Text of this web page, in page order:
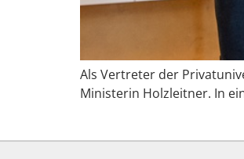
Als Vertreter der
Ministerin Holzleitner. In